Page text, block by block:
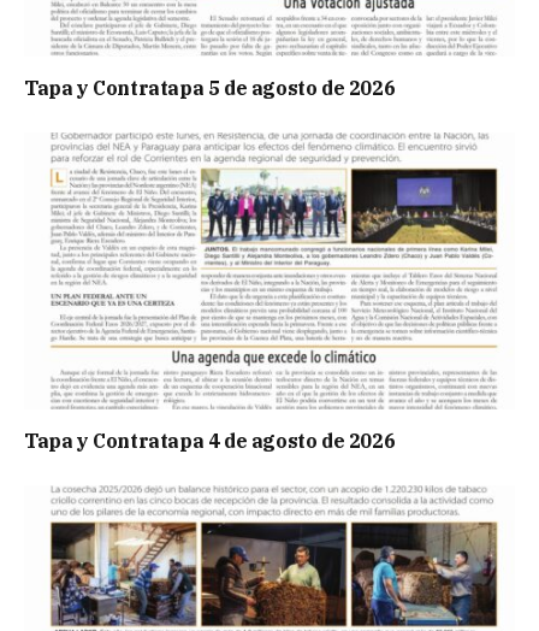
Tapa y Contratapa 5 de agosto de 2026
Tapa y Contratapa 4 de agosto de 2026